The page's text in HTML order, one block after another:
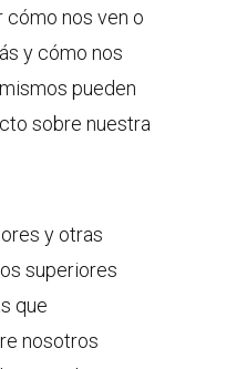
cómo nos ven o
y cómo nos
pueden
sobre nuestra
y otras
superiores
que
nosotros